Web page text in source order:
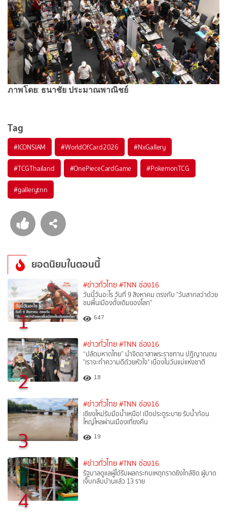
ภาพโดย: ธนาชัย ประมาณพาณิชย์
Tag
#ICONSIAM #WorldOfCard2026 #NxGallery
#TCGThailand #OnePieceCardGame #PokemonTCG
#gallerytnn
ยอดนิยมในตอนนี้
1
#ข่าวทั่วไทย #TNN ช่อง16
วันนี้วันอะไร วันที่ 9 สิงหาคม ตรงกับ "วันสากลว่าด้วย
ชนพื้นเมืองดั้งเดิมของโลก"
647
2
#ข่าวทั่วไทย #TNN ช่อง16
“ปลัดมหาดไทย” นำจิตอาสาพระราชทาน ปฏิญาณตน
"เราจะทำความดีด้วยหัวใจ" เนื่องในวันแม่แห่งชาติ
18
3
#ข่าวทั่วไทย #TNN ช่อง16
เชียงใหม่รับมือน้ำเหนือ! เปิดประตูระบาย รับน้ำก้อน
ใหญ่ไหลผ่านเมืองเที่ยงคืน
19
4
#ข่าวทั่วไทย #TNN ช่อง16
รัฐบาลดูแลผู้ได้รับผลกระทบเหตุกราดยิงใกล้ชิด ผู้บาด
เจ็บกลับบ้านแล้ว 13 ราย